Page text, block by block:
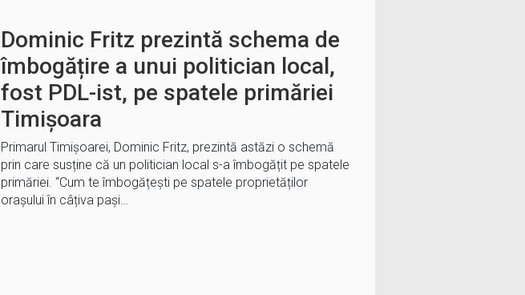
Dominic Fritz prezintă schema de
îmbogățire a unui politician local,
fost PDL-ist, pe spatele primăriei
Timișoara
Primarul Timișoarei, Dominic Fritz, prezintă astăzi o schemă
prin care susține că un politician local s-a îmbogățit pe spatele
primăriei. “Cum te îmbogățești pe spatele proprietăților
orașului în câțiva pași…